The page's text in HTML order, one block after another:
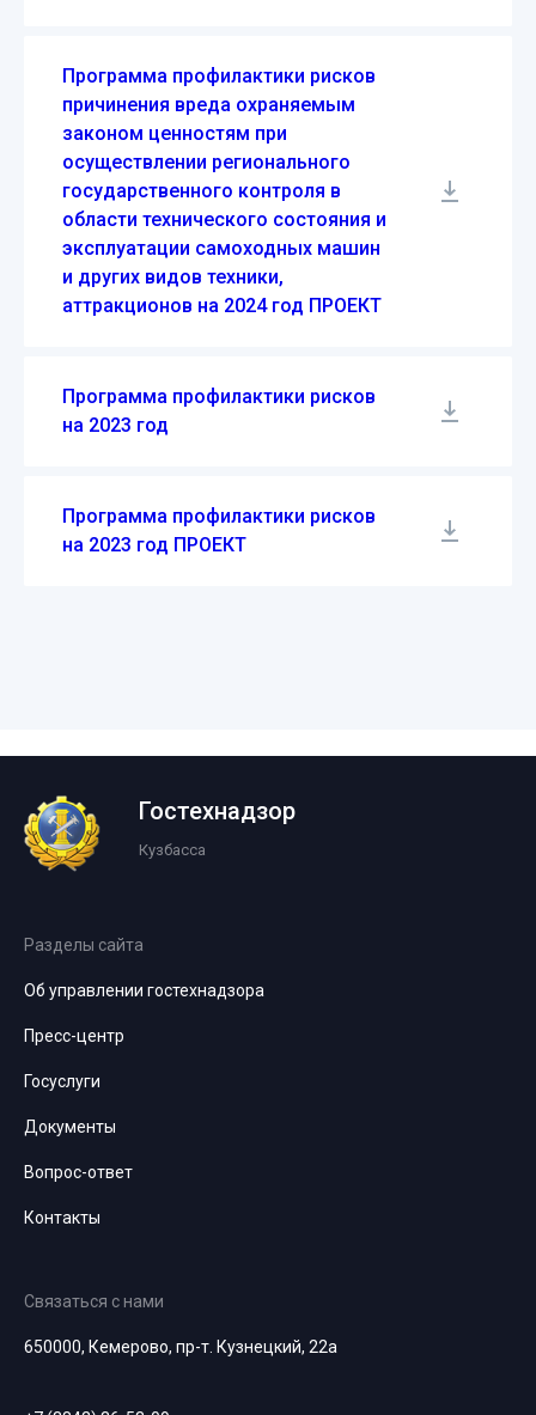
Программа профилактики рисков
причинения вреда охраняемым
законом ценностям при
осуществлении регионального
государственного контроля в
области технического состояния и
эксплуатации самоходных машин
и других видов техники,
аттракционов на 2024 год ПРОЕКТ
Программа профилактики рисков
на 2023 год
Программа профилактики рисков
на 2023 год ПРОЕКТ
Гостехнадзор
Кузбасса
Разделы сайта
Об управлении гостехнадзора
Пресс-центр
Госуслуги
Документы
Вопрос-ответ
Контакты
Связаться с нами
650000, Кемерово, пр-т. Кузнецкий, 22а